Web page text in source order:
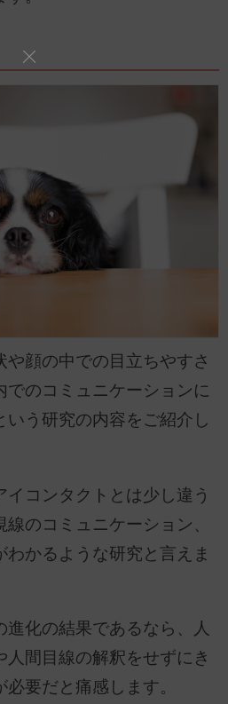
や顔の中での目立ちやすさ
でのコミュニケーションに
いう研究の内容をご紹介し
コンタクトとは少し違う
のコミュニケーション、
かるような研究と言えま
進化の結果であるなら、人
人間目線の解釈をせずにき
要だと痛感します。